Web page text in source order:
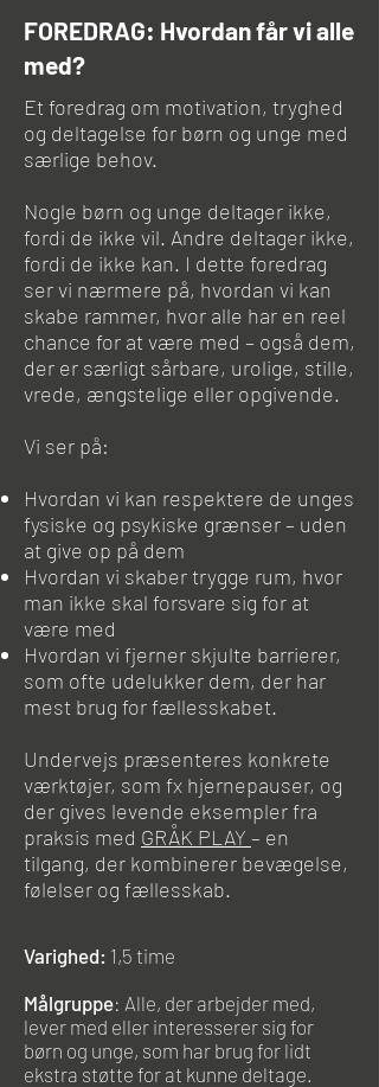
FOREDRAG: Hvordan får vi alle
med?
Et foredrag om motivation, tryghed
og deltagelse for børn og unge med
særlige behov.
Nogle børn og unge deltager ikke,
fordi de ikke vil. Andre deltager ikke,
fordi de ikke kan. I dette foredrag
ser vi nærmere på, hvordan vi kan
skabe rammer, hvor alle har en reel
chance for at være med – også dem,
der er særligt sårbare, urolige, stille,
vrede, ængstelige eller opgivende.
Vi ser på:
Hvordan vi kan respektere de unges
fysiske og psykiske grænser – uden
at give op på dem
Hvordan vi skaber trygge rum, hvor
man ikke skal forsvare sig for at
være med
Hvordan vi fjerner skjulte barrierer,
som ofte udelukker dem, der har
mest brug for fællesskabet.
Undervejs præsenteres konkrete
værktøjer, som fx hjernepauser, og
der gives levende eksempler fra
praksis med GRÅK PLAY – en
tilgang, der kombinerer bevægelse,
følelser og fællesskab.
Varighed: 1,5 time
Målgruppe: Alle, der arbejder med,
lever med eller interesserer sig for
børn og unge, som har brug for lidt
ekstra støtte for at kunne deltage.